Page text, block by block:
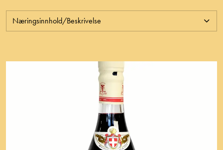
Næringsinnhold/Beskrivelse